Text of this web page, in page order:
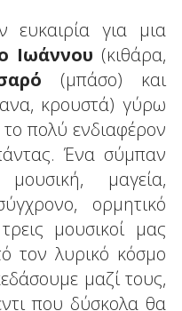
ευκαιρία για μια
Ιωάννου (κιθάρα,
(μπάσο) και
κρουστά) γύρω
το πολύ ενδιαφέρον
Ένα σύμπαν
μαγεία,
ορμητικό
μουσικοί μας
τον λυρικό κόσμο
μαζί τους,
που δύσκολα θα